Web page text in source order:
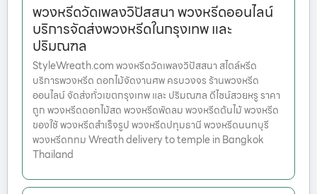
พวงหรีดวัดเพลงวิปัสสนา พวงหรีดออนไลน์
บริการจัดส่งพวงหรีดในกรุงเทพ และ
ปริมณฑล
StyleWreath.com พวงหรีดวัดเพลงวิปัสสนา สไตล์หรีด
บริการพวงหรีด ดอกไม้จัดงานศพ ครบวงจร ร้านพวงหรีด
ออนไลน์ จัดส่งทั่วเขตกรุงเทพ และ ปริมณฑล ดีไซน์สวยหรู ราคา
ถูก พวงหรีดดอกไม้สด พวงหรีดพัดลม พวงหรีดต้นไม้ พวงหรีด
ของใช้ พวงหรีดสำเร็จรูป พวงหรีดปทุมธานี พวงหรีดนนทบุรี
พวงหรีดกทม Wreath delivery to temple in Bangkok
Thailand